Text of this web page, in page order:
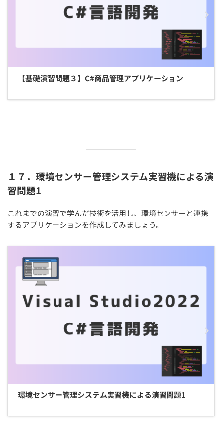
【基礎演習問題３】C#商品管理アプリケーション
１７．環境センサー管理システム実習機による演
習問題1
これまでの演習で学んだ技術を活用し、環境センサーと連携
するアプリケーションを作成してみましょう。
環境センサー管理システム実習機による演習問題1